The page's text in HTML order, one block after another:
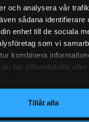
och analysera vår
sådana identifierare
enhet till de sociala
som vi
kombinera
har tillhandahållit eller
Tillåt alla
från
1 313kr
LÄGG I
UTMÄRKT